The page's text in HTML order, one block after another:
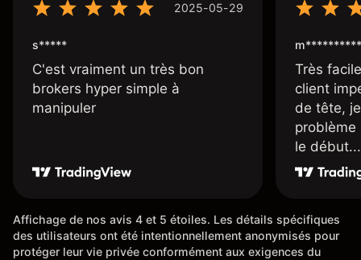
2025-05-29
s*****
C'est vraiment un très bon
brokers hyper simple à
manipuler
m**********
Très
client
de tête,
problème
le début...
Affichage de nos avis 4 et 5 étoiles. Les détails spécifiques
des utilisateurs ont été intentionnellement anonymisés pour
protéger leur vie privée conformément aux exigences du